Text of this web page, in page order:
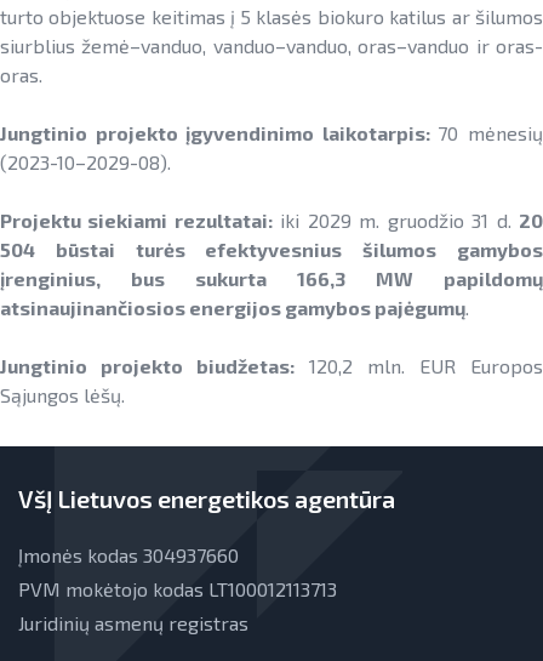
turto objektuose keitimas į 5 klasės biokuro katilus ar šilumos
siurblius žemė–vanduo, vanduo–vanduo, oras–vanduo ir oras-
oras.
Jungtinio projekto įgyvendinimo laikotarpis: 70 mėnesių
(2023-10–2029-08).
Projektu siekiami rezultatai:iki 2029 m. gruodžio 31 d. 20
504 būstai turės efektyvesnius šilumos gamybos
įrenginius, bus sukurta 166,3 MW papildomų
atsinaujinančiosios energijos gamybos pajėgumų.
Jungtinio projekto biudžetas: 120,2 mln. EUR Europos
Sąjungos lėšų.
VšĮ Lietuvos energetikos agentūra
Įmonės kodas 304937660
PVM mokėtojo kodas LT100012113713
Juridinių asmenų registras